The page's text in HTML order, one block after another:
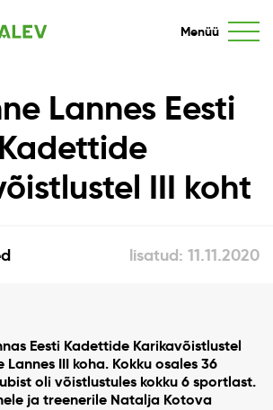
Menüü
Lannes Eesti
Kadettide
III koht
lisatud: 11.11.2020
Eesti Kadettide Karikavõistlustel
Lannes III koha. Kokku osales 36
oli võistlustules kokku 6 sportlast.
ja treenerile Natalja Kotova